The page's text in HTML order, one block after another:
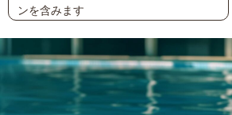
ンを含みます